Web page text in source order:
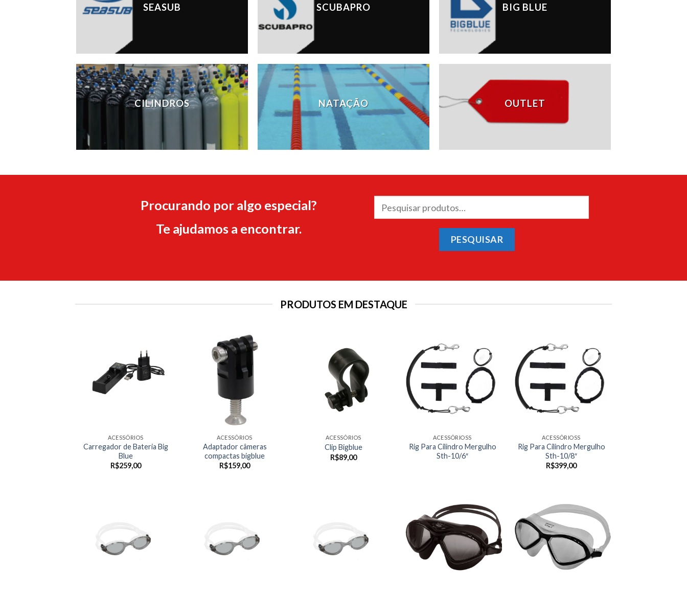
SEASUB SCUBAPRO BIG BLUE
CILINDROS NATAÇÃO OUTLET
Procurando por algo especial?
Te ajudamos a encontrar.
Pesquisar
PESQUISAR
PRODUTOS EM DESTAQUE
ACESSÓRIOS
Carregador de Bateria Big
Blue
R$259,00
ACESSÓRIOS
Adaptador câmeras
compactas bigblue
R$159,00
ACESSÓRIOS
Clip Bigblue
R$89,00
ACESSÓRIOSS
Rig Para Cilindro Mergulho
Sth-10/6″
ACESSÓRIOSS
Rig Para Cilindro Mergulho
Sth-10/8″
R$399,00